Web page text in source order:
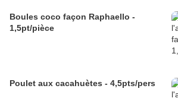
Boules coco façon Raphaello -
1,5pt/pièce
Poulet aux cacahuètes - 4,5pts/pers